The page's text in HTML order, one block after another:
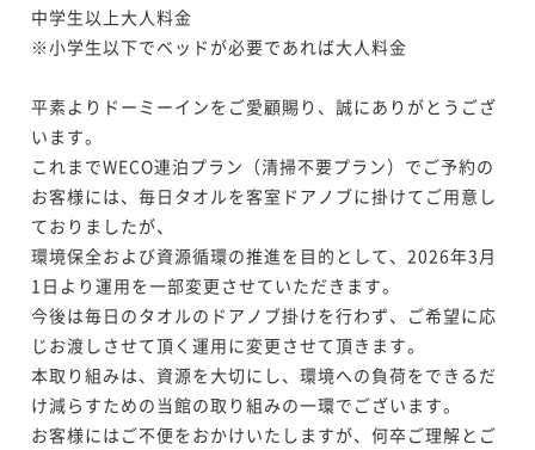
中学生以上大人料金
※小学生以下でベッドが必要であれば大人料金
平素よりドーミーインをご愛顧賜り、誠にありがとうござ
います。
これまでWECO連泊プラン（清掃不要プラン）でご予約の
お客様には、毎日タオルを客室ドアノブに掛けてご用意し
ておりましたが、
環境保全および資源循環の推進を目的として、2026年3月
1日より運用を一部変更させていただきます。
今後は毎日のタオルのドアノブ掛けを行わず、ご希望に応
じお渡しさせて頂く運用に変更させて頂きます。
本取り組みは、資源を大切にし、環境への負荷をできるだ
け減らすための当館の取り組みの一環でございます。
お客様にはご不便をおかけいたしますが、何卒ご理解とご